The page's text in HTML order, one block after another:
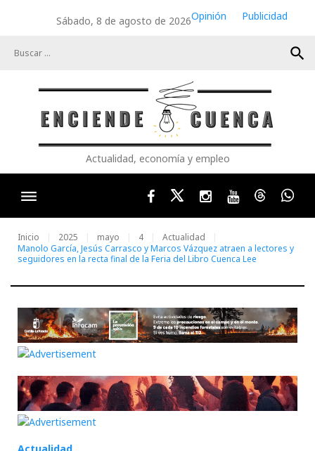
Sábado, 8 de agosto de 2026Opinión
Publicidad
search
Actualidad, economía y empleo
FacebookTwitterInstagram
YoutubeThreads
Inicio 2025 mayo 4
Actualidad
Manolo García, Jesús Carrasco y Marcos Vázquez atraen a lectores y
seguidores en la recta final de la Feria del Libro Cuenca Lee